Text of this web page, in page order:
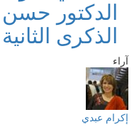
الدكتور
الذكرى
آراء
إكرام عبدي